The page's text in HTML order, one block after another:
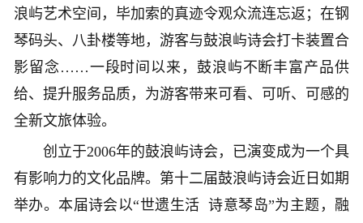
浪屿艺术空间，毕加索的真迹令观众流连忘返；在钢
琴码头、八卦楼等地，游客与鼓浪屿诗会打卡装置合
影留念……一段时间以来，鼓浪屿不断丰富产品供
给、提升服务品质，为游客带来可看、可听、可感的
全新文旅体验。
创立于2006年的鼓浪屿诗会，已演变成为一个具
有影响力的文化品牌。第十二届鼓浪屿诗会近日如期
举办。本届诗会以“世遗生活 诗意琴岛”为主题，融